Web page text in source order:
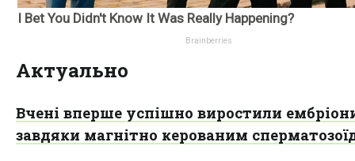
Актуально
Вчені вперше успішно виростили
завдяки магнітно керованим